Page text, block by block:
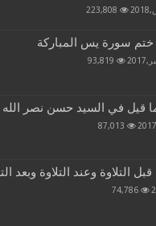
223,808
سورة يس المباركة
93,819
قيل في السيد حسن نصر الله
87,013
التلاوة وعند التلاوة وبعد
74,786